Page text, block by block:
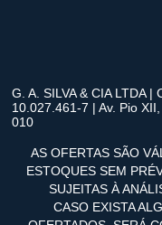
G. A. SILVA & CIA LTDA
10.027.461-7 | Av. Pio
010
AS OFERTAS SÃO
ESTOQUES SEM
SUJEITAS À
CASO EXISTA